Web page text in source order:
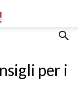
per i